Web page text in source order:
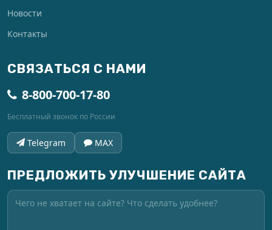
Новости
Контакты
СВЯЗАТЬСЯ С НАМИ
8-800-700-17-80
Бесплатный звонок по России
Telegram MAX
ПРЕДЛОЖИТЬ УЛУЧШЕНИЕ САЙТА